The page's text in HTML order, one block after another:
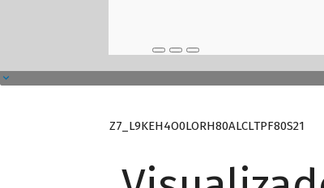
Z7_L9KEH4O0LORH80ALCLTPF80S21